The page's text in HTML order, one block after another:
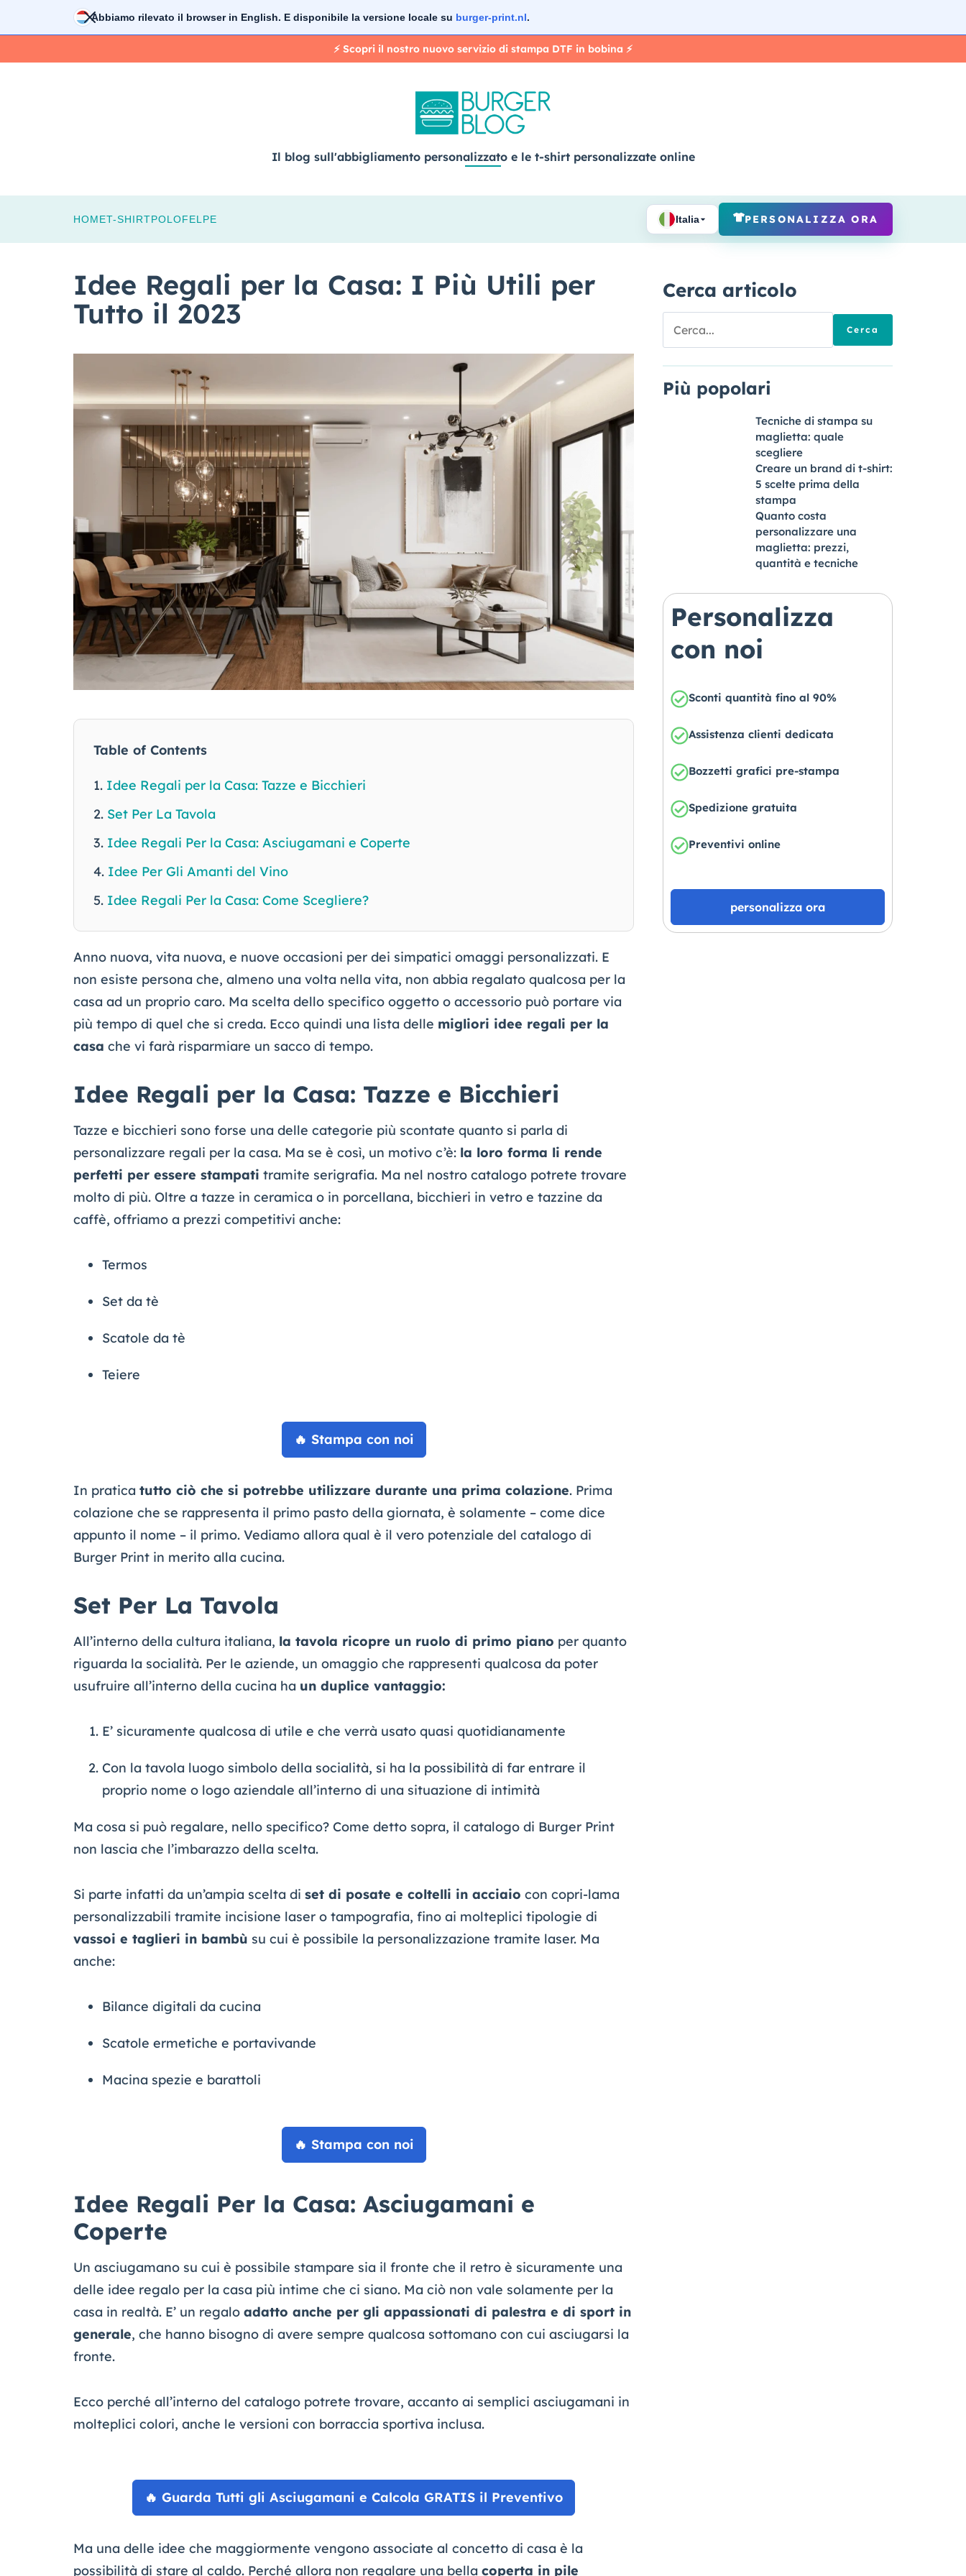
Abbiamo rilevato il browser in English. E disponibile la versione locale su burger-print.nl.
⚡️ Scopri il nostro nuovo servizio di stampa DTF in bobina ⚡️
Il blog sull'abbigliamento personalizzato e le t-shirt personalizzate online
HOMET-SHIRTPOLOFELPE Italia PERSONALIZZA ORA
Idee Regali per la Casa: I Più Utili per
Tutto il 2023
Table of Contents
Idee Regali per la Casa: Tazze e Bicchieri
Set Per La Tavola
Idee Regali Per la Casa: Asciugamani e Coperte
Idee Per Gli Amanti del Vino
Idee Regali Per la Casa: Come Scegliere?
Anno nuova, vita nuova, e nuove occasioni per dei simpatici omaggi personalizzati. E
non esiste persona che, almeno una volta nella vita, non abbia regalato qualcosa per la
casa ad un proprio caro. Ma scelta dello specifico oggetto o accessorio può portare via
più tempo di quel che si creda. Ecco quindi una lista delle migliori idee regali per la
casa che vi farà risparmiare un sacco di tempo.
Idee Regali per la Casa: Tazze e Bicchieri
Tazze e bicchieri sono forse una delle categorie più scontate quanto si parla di
personalizzare regali per la casa. Ma se è così, un motivo c’è: la loro forma li rende
perfetti per essere stampati tramite serigrafia. Ma nel nostro catalogo potrete trovare
molto di più. Oltre a tazze in ceramica o in porcellana, bicchieri in vetro e tazzine da
caffè, offriamo a prezzi competitivi anche:
Termos
Set da tè
Scatole da tè
Teiere
🔥 Stampa con noi
In pratica tutto ciò che si potrebbe utilizzare durante una prima colazione. Prima
colazione che se rappresenta il primo pasto della giornata, è solamente – come dice
appunto il nome – il primo. Vediamo allora qual è il vero potenziale del catalogo di
Burger Print in merito alla cucina.
Set Per La Tavola
All’interno della cultura italiana, la tavola ricopre un ruolo di primo piano per quanto
riguarda la socialità. Per le aziende, un omaggio che rappresenti qualcosa da poter
usufruire all’interno della cucina ha un duplice vantaggio:
E’ sicuramente qualcosa di utile e che verrà usato quasi quotidianamente
Con la tavola luogo simbolo della socialità, si ha la possibilità di far entrare il
proprio nome o logo aziendale all’interno di una situazione di intimità
Ma cosa si può regalare, nello specifico? Come detto sopra, il catalogo di Burger Print
non lascia che l’imbarazzo della scelta.
Si parte infatti da un’ampia scelta di set di posate e coltelli in acciaio con copri-lama
personalizzabili tramite incisione laser o tampografia, fino ai molteplici tipologie di
vassoi e taglieri in bambù su cui è possibile la personalizzazione tramite laser. Ma
anche:
Bilance digitali da cucina
Scatole ermetiche e portavivande
Macina spezie e barattoli
🔥 Stampa con noi
Idee Regali Per la Casa: Asciugamani e
Coperte
Un asciugamano su cui è possibile stampare sia il fronte che il retro è sicuramente una
delle idee regalo per la casa più intime che ci siano. Ma ciò non vale solamente per la
casa in realtà. E’ un regalo adatto anche per gli appassionati di palestra e di sport in
generale, che hanno bisogno di avere sempre qualcosa sottomano con cui asciugarsi la
fronte.
Ecco perché all’interno del catalogo potrete trovare, accanto ai semplici asciugamani in
molteplici colori, anche le versioni con borraccia sportiva inclusa.
🔥 Guarda Tutti gli Asciugamani e Calcola GRATIS il Preventivo
Ma una delle idee che maggiormente vengono associate al concetto di casa è la
possibilità di stare al caldo. Perché allora non regalare una bella coperta in pile
Cerca articolo
Ricerca
per:
Più popolari
Tecniche di stampa su
maglietta: quale
scegliere
Creare un brand di t-shirt:
5 scelte prima della
stampa
Quanto costa
personalizzare una
maglietta: prezzi,
quantità e tecniche
Personalizza
con noi
Sconti quantità fino al 90%
Assistenza clienti dedicata
Bozzetti grafici pre-stampa
Spedizione gratuita
Preventivi online
personalizza ora